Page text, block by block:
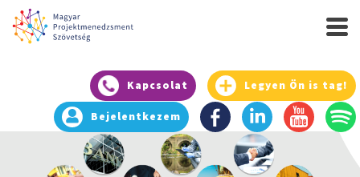
Kapcsolat Legyen Ön is tag!
Bejelentkezem